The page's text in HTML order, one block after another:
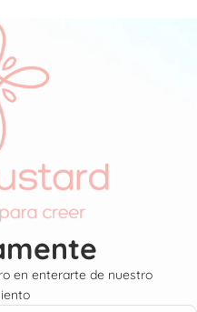
en enterarte de nuestro